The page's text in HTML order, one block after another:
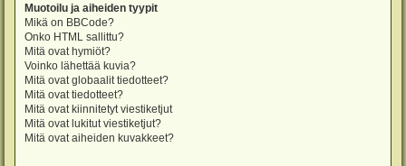
Muotoilu ja aiheiden tyypit
Mikä on BBCode?
Onko HTML sallittu?
Mitä ovat hymiöt?
Voinko lähettää kuvia?
Mitä ovat globaalit tiedotteet?
Mitä ovat tiedotteet?
Mitä ovat kiinnitetyt viestiketjut
Mitä ovat lukitut viestiketjut?
Mitä ovat aiheiden kuvakkeet?